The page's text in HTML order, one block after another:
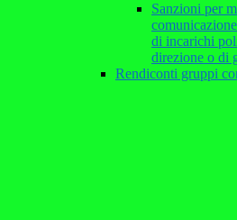
Sanzioni per
di incarichi
direzione o di
Rendiconti gruppi